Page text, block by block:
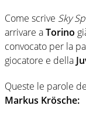
Come scrive Sky
arrivare aTorino
convocato per la
giocatore e della
Queste le parole
Markus Krösche: